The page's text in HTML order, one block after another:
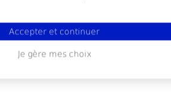
Accepter et continuer
Je gère mes choix